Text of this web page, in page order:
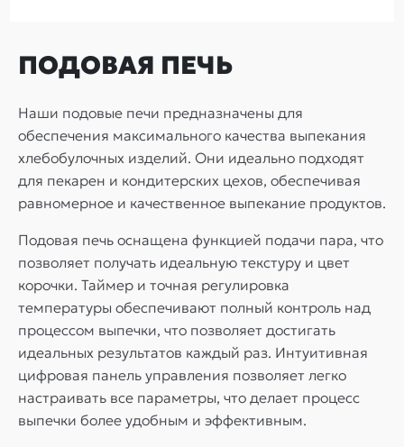
ПОДОВАЯ ПЕЧЬ
Наши подовые печи предназначены для
обеспечения максимального качества выпекания
хлебобулочных изделий. Они идеально подходят
для пекарен и кондитерских цехов, обеспечивая
равномерное и качественное выпекание продуктов.
Подовая печь оснащена функцией подачи пара, что
позволяет получать идеальную текстуру и цвет
корочки. Таймер и точная регулировка
температуры обеспечивают полный контроль над
процессом выпечки, что позволяет достигать
идеальных результатов каждый раз. Интуитивная
цифровая панель управления позволяет легко
настраивать все параметры, что делает процесс
выпечки более удобным и эффективным.